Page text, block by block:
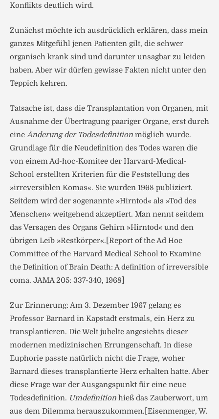
Konflikts deutlich wird.
Zunächst möchte ich ausdrücklich erklären, dass mein
ganzes Mitgefühl jenen Patienten gilt, die schwer
organisch krank sind und darunter unsagbar zu leiden
haben. Aber wir dürfen gewisse Fakten nicht unter den
Teppich kehren.
Tatsache ist, dass die Transplantation von Organen, mit
Ausnahme der Übertragung paariger Organe, erst durch
eine Änderung der Todesdefinition möglich wurde.
Grundlage für die Neudefinition des Todes waren die
von einem Ad-hoc-Komitee der Harvard-Medical-
School erstellten Kriterien für die Feststellung des
»irreversiblen Komas«. Sie wurden 1968 publiziert.
Seitdem wird der sogenannte »Hirntod« als »Tod des
Menschen« weitgehend akzeptiert. Man nennt seitdem
das Versagen des Organs Gehirn »Hirntod« und den
übrigen Leib »Restkörper«.[Report of the Ad Hoc
Committee of the Harvard Medical School to Examine
the Definition of Brain Death: A definition of irreversible
coma. JAMA 205: 337-340, 1968]
Zur Erinnerung: Am 3. Dezember 1967 gelang es
Professor Barnard in Kapstadt erstmals, ein Herz zu
transplantieren. Die Welt jubelte angesichts dieser
modernen medizinischen Errungenschaft. In diese
Euphorie passte natürlich nicht die Frage, woher
Barnard dieses transplantierte Herz erhalten hatte. Aber
diese Frage war der Ausgangspunkt für eine neue
Todesdefinition. Umdefinition hieß das Zauberwort, um
aus dem Dilemma herauszukommen.[Eisenmenger, W.